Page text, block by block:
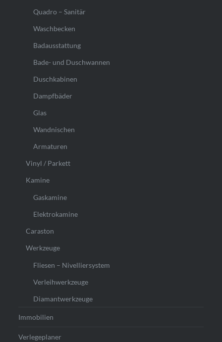
Quadro – Sanitär
Waschbecken
Badausstattung
Bade- und Duschwannen
Duschkabinen
Dampfbäder
Glas
Wandnischen
Armaturen
Vinyl / Parkett
Kamine
Gaskamine
Elektrokamine
Caraston
Werkzeuge
Fliesen – Nivelliersystem
Verleihwerkzeuge
Diamantwerkzeuge
Immobilien
Verlegeplaner